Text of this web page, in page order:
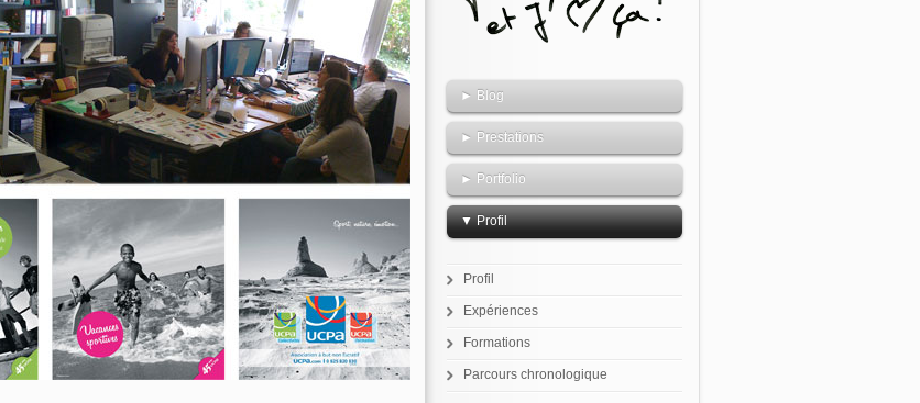
► Blog
► Prestations
► Portfolio
▼ Profil
Profil
Expériences
Formations
Parcours chronologique